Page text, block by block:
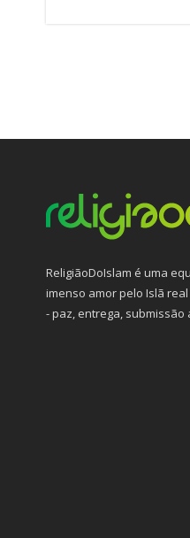
ReligiãoDoIslam é uma
imenso amor pelo Islã
- paz, entrega, submissão